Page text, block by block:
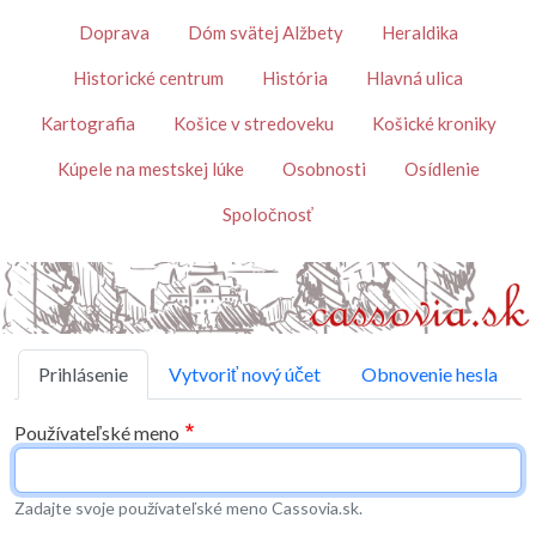
TémyDoprava Dóm svätej Alžbety Heraldika
Historické centrum História Hlavná ulica
Kartografia Košice v stredoveku Košické kroniky
Kúpele na mestskej lúke Osobnosti Osídlenie
Spoločnosť
Primárne karty
Prihlásenie Vytvoriť nový účet Obnovenie hesla
Používateľské meno
Zadajte svoje používateľské meno Cassovia.sk.